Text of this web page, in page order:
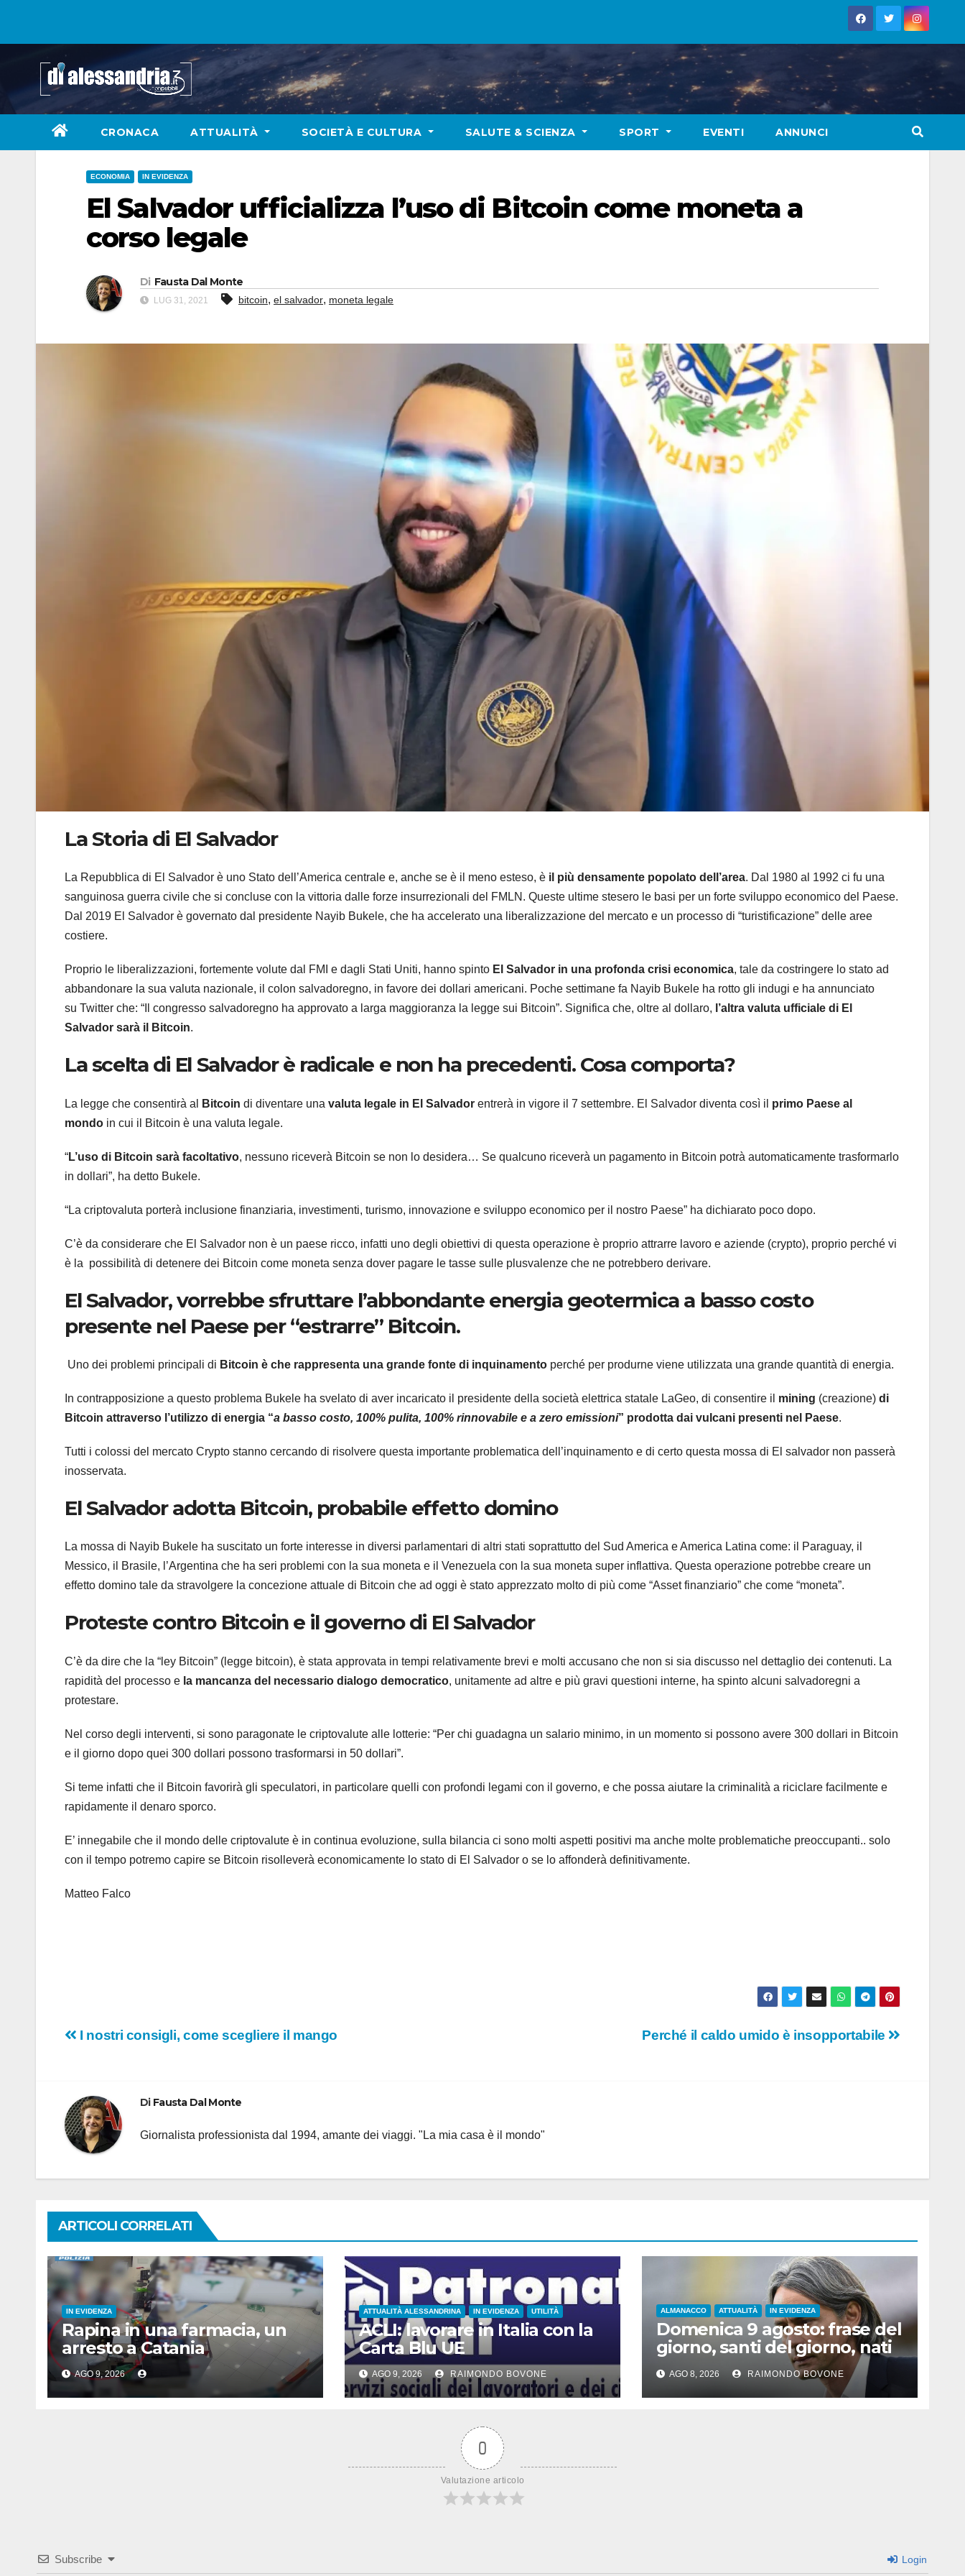
CRONACA ATTUALITÀ SOCIETÀ E CULTURA SALUTE & SCIENZA SPORT EVENTI ANNUNCI
ECONOMIA IN EVIDENZA
El Salvador ufficializza l’uso di Bitcoin come moneta a
corso legale
Di Fausta Dal Monte
LUG 31, 2021 bitcoin, el salvador, moneta legale
La Storia di El Salvador
La Repubblica di El Salvador è uno Stato dell’America centrale e, anche se è il meno esteso, è il più densamente popolato dell’area. Dal 1980 al 1992 ci fu una
sanguinosa guerra civile che si concluse con la vittoria dalle forze insurrezionali del FMLN. Queste ultime stesero le basi per un forte sviluppo economico del Paese.
Dal 2019 El Salvador è governato dal presidente Nayib Bukele, che ha accelerato una liberalizzazione del mercato e un processo di “turistificazione” delle aree
costiere.
Proprio le liberalizzazioni, fortemente volute dal FMI e dagli Stati Uniti, hanno spinto El Salvador in una profonda crisi economica, tale da costringere lo stato ad
abbandonare la sua valuta nazionale, il colon salvadoregno, in favore dei dollari americani. Poche settimane fa Nayib Bukele ha rotto gli indugi e ha annunciato
su Twitter che: “Il congresso salvadoregno ha approvato a larga maggioranza la legge sui Bitcoin”. Significa che, oltre al dollaro, l’altra valuta ufficiale di El
Salvador sarà il Bitcoin.
La scelta di El Salvador è radicale e non ha precedenti. Cosa comporta?
La legge che consentirà al Bitcoin di diventare una valuta legale in El Salvador entrerà in vigore il 7 settembre. El Salvador diventa così il primo Paese al
mondo in cui il Bitcoin è una valuta legale.
“L’uso di Bitcoin sarà facoltativo, nessuno riceverà Bitcoin se non lo desidera… Se qualcuno riceverà un pagamento in Bitcoin potrà automaticamente trasformarlo
in dollari”, ha detto Bukele.
“La criptovaluta porterà inclusione finanziaria, investimenti, turismo, innovazione e sviluppo economico per il nostro Paese” ha dichiarato poco dopo.
C’è da considerare che El Salvador non è un paese ricco, infatti uno degli obiettivi di questa operazione è proprio attrarre lavoro e aziende (crypto), proprio perché vi
è la possibilità di detenere dei Bitcoin come moneta senza dover pagare le tasse sulle plusvalenze che ne potrebbero derivare.
El Salvador, vorrebbe sfruttare l’abbondante energia geotermica a basso costo
presente nel Paese per “estrarre” Bitcoin.
Uno dei problemi principali di Bitcoin è che rappresenta una grande fonte di inquinamento perché per produrne viene utilizzata una grande quantità di energia.
In contrapposizione a questo problema Bukele ha svelato di aver incaricato il presidente della società elettrica statale LaGeo, di consentire il mining (creazione) di
Bitcoin attraverso l’utilizzo di energia “a basso costo, 100% pulita, 100% rinnovabile e a zero emissioni” prodotta dai vulcani presenti nel Paese.
Tutti i colossi del mercato Crypto stanno cercando di risolvere questa importante problematica dell’inquinamento e di certo questa mossa di El salvador non passerà
inosservata.
El Salvador adotta Bitcoin, probabile effetto domino
La mossa di Nayib Bukele ha suscitato un forte interesse in diversi parlamentari di altri stati soprattutto del Sud America e America Latina come: il Paraguay, il
Messico, il Brasile, l’Argentina che ha seri problemi con la sua moneta e il Venezuela con la sua moneta super inflattiva. Questa operazione potrebbe creare un
effetto domino tale da stravolgere la concezione attuale di Bitcoin che ad oggi è stato apprezzato molto di più come “Asset finanziario” che come “moneta”.
Proteste contro Bitcoin e il governo di El Salvador
C’è da dire che la “ley Bitcoin” (legge bitcoin), è stata approvata in tempi relativamente brevi e molti accusano che non si sia discusso nel dettaglio dei contenuti. La
rapidità del processo e la mancanza del necessario dialogo democratico, unitamente ad altre e più gravi questioni interne, ha spinto alcuni salvadoregni a
protestare.
Nel corso degli interventi, si sono paragonate le criptovalute alle lotterie: “Per chi guadagna un salario minimo, in un momento si possono avere 300 dollari in Bitcoin
e il giorno dopo quei 300 dollari possono trasformarsi in 50 dollari”.
Si teme infatti che il Bitcoin favorirà gli speculatori, in particolare quelli con profondi legami con il governo, e che possa aiutare la criminalità a riciclare facilmente e
rapidamente il denaro sporco.
E’ innegabile che il mondo delle criptovalute è in continua evoluzione, sulla bilancia ci sono molti aspetti positivi ma anche molte problematiche preoccupanti.. solo
con il tempo potremo capire se Bitcoin risolleverà economicamente lo stato di El Salvador o se lo affonderà definitivamente.
Matteo Falco
Navigazione
Perché il caldo umido è insopportabile
I nostri consigli, come scegliere il mango
Di Fausta Dal Monte
Giornalista professionista dal 1994, amante dei viaggi. "La mia casa è il mondo"
ARTICOLI CORRELATI
IN EVIDENZA
Rapina in una farmacia, un
arresto a Catania
AGO 9, 2026
ATTUALITÀ ALESSANDRINA IN EVIDENZA UTILITÀ
ACLI: lavorare in Italia con la
Carta Blu UE
AGO 9, 2026 RAIMONDO BOVONE
ALMANACCO ATTUALITÀ IN EVIDENZA
Domenica 9 agosto: frase del
giorno, santi del giorno, nati
famosi, accadde oggi
AGO 8, 2026 RAIMONDO BOVONE
0
Valutazione articolo
Subscribe Login